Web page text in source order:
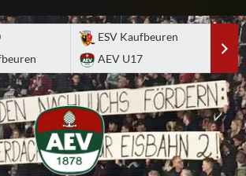
ESV Kaufbeuren
AEV U17